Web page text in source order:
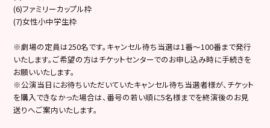
(6)ファミリーカップル枠
(7)女性小中学生枠
※劇場の定員は250名です。キャンセル待ち当選は1番～100番まで発行
いたします。ご希望の方はチケットセンターでのお申し込み時に手続きを
お願いいたします。
※公演当日にお待ちいただいていたキャンセル待ち当選者様が、チケット
を購入できなかった場合は、番号の若い順に5名様までを終演後のお見
送りへご案内いたします。